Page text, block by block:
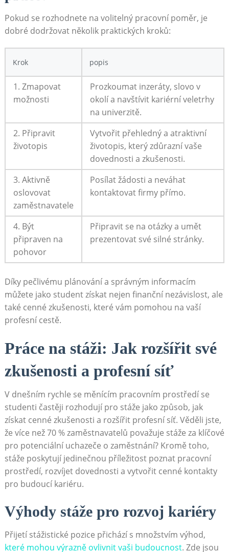
Pokud ⁣se rozhodnete na volitelný pracovní‍ poměr, je
dobré dodržovat několik praktických kroků:
Krok popis
1.‌ Zmapovat
možnosti
Prozkoumat⁤ inzeráty, slovo v
okolí a navštívit kariérní‍ veletrhy
na univerzitě.
2. Připravit
životopis
Vytvořit přehledný a atraktivní
životopis, který zdůrazní vaše
dovednosti a zkušenosti.
3. ​Aktivně
oslovovat
zaměstnavatele
Posílat ⁣žádosti⁢ a neváhat
kontaktovat firmy přímo.
4. Být
‍připraven na
pohovor
Připravit se na​ otázky⁢ a umět
prezentovat své silné‍ stránky.
Díky pečlivému ​plánování a správným informacím
můžete jako student získat nejen finanční nezávislost, ale
také cenné zkušenosti, které vám pomohou na vaší
profesní cestě.
Práce na stáži: Jak rozšířit své
zkušenosti a ⁤profesní síť
V dnešním rychle se měnícím pracovním prostředí se
studenti častěji rozhodují pro stáže jako způsob, jak
získat cenné zkušenosti ‌a ‍rozšířit profesní síť. Věděli‌ jste,
‌že více než 70 %​ zaměstnavatelů považuje stáže ‌za⁢ klíčové
pro⁢ potenciální uchazeče o zaměstnání? ⁢Kromě toho,
stáže‌ poskytují jedinečnou příležitost poznat ‍pracovní
prostředí, rozvíjet dovednosti ⁤a vytvořit cenné ‍kontakty
pro budoucí kariéru.
Výhody stáže pro rozvoj kariéry
Přijetí stážistické pozice přichází s‍ množstvím výhod,
které mohou výrazně ovlivnit vaši budoucnost. Zde jsou